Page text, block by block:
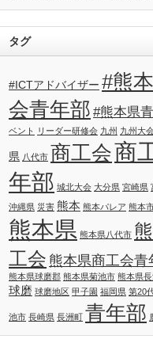
タグ
#ICTアドバイザー #熊
会青年部 #熊本県
ベント リーダー研修会 九州 九州大
県 八代市 商工会商
年部 城北大会 大分県 宮崎県
沖縄県 災害 熊本 熊本パレア 熊本
熊本県 熊本県八代市
工会 熊本県商工会青
熊本県球磨郡 熊本県菊池市 熊本県
球磨 球磨地区 甲子園 福岡県 第20
池市 長崎県 長洲町 青年部